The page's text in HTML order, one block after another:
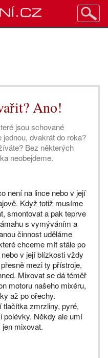
Ano!
jsou schované
dvakrát do roka?
Bez některých
neobejdeme.
není na lince nebo v její
Když totiž musíme
smontovat a pak teprve
s vymýváním a
činnost uděláme
chceme mít stále po
v její blízkosti vždy
mezi ty přístroje,
Mixovat se dá téměř
motoru našeho mixéru,
až po ořechy.
tlačítka zmrzliny, pyré,
polévky. Někdy ale umí
mixovat.